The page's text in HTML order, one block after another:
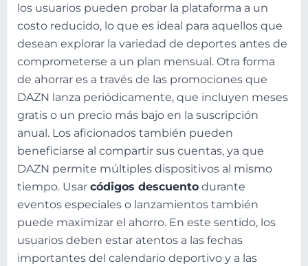
los usuarios pueden probar la plataforma a un
costo reducido, lo que es ideal para aquellos que
desean explorar la variedad de deportes antes de
comprometerse a un plan mensual. Otra forma
de ahorrar es a través de las promociones que
DAZN lanza periódicamente, que incluyen meses
gratis o un precio más bajo en la suscripción
anual. Los aficionados también pueden
beneficiarse al compartir sus cuentas, ya que
DAZN permite múltiples dispositivos al mismo
tiempo. Usar códigos descuento durante
eventos especiales o lanzamientos también
puede maximizar el ahorro. En este sentido, los
usuarios deben estar atentos a las fechas
importantes del calendario deportivo y a las